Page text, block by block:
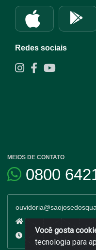
Redes sociais
MEIOS DE CONTATO
0800
Segunda a sexta: 7h às
Você gosta
tecnologia para